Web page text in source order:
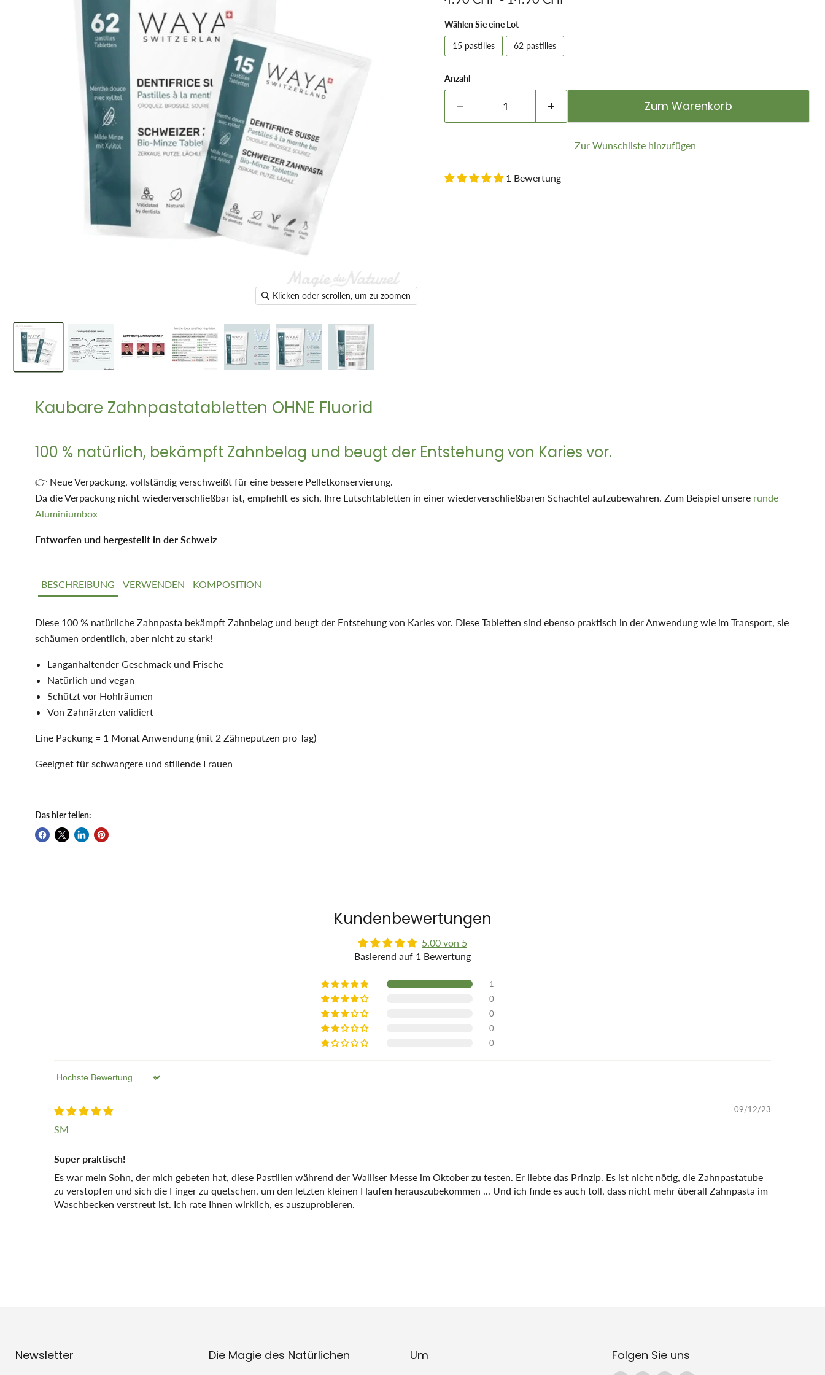
Klicken oder scrollen, um zu zoomen
Wählen Sie eine Lot
15 pastilles 62 pastilles
Anzahl
Zum Warenkorb
Zur Wunschliste hinzufügen
1 Bewertung
Kaubare Zahnpastatabletten OHNE Fluorid
100 % natürlich, bekämpft Zahnbelag und beugt der Entstehung von Karies vor.
👉 Neue Verpackung, vollständig verschweißt für eine bessere Pelletkonservierung.
Da die Verpackung nicht wiederverschließbar ist, empfiehlt es sich, Ihre Lutschtabletten in einer wiederverschließbaren Schachtel aufzubewahren. Zum Beispiel unsere runde
Aluminiumbox
Entworfen und hergestellt in der Schweiz
BESCHREIBUNG VERWENDEN KOMPOSITION
Diese 100 % natürliche Zahnpasta bekämpft Zahnbelag und beugt der Entstehung von Karies vor. Diese Tabletten sind ebenso praktisch in der Anwendung wie im Transport, sie
schäumen ordentlich, aber nicht zu stark!
Langanhaltender Geschmack und Frische
Natürlich und vegan
Schützt vor Hohlräumen
Von Zahnärzten validiert
Eine Packung = 1 Monat Anwendung (mit 2 Zähneputzen pro Tag)
Geeignet für schwangere und stillende Frauen
Das hier teilen:
Kundenbewertungen
5.00 von 5
Basierend auf 1 Bewertung
1
0
0
0
0
Sort by
09/12/23
SM
Super praktisch!
Es war mein Sohn, der mich gebeten hat, diese Pastillen während der Walliser Messe im Oktober zu testen. Er liebte das Prinzip. Es ist nicht nötig, die Zahnpastatube
zu verstopfen und sich die Finger zu quetschen, um den letzten kleinen Haufen herauszubekommen ... Und ich finde es auch toll, dass nicht mehr überall Zahnpasta im
Waschbecken verstreut ist. Ich rate Ihnen wirklich, es auszuprobieren.
Newsletter Die Magie des Natürlichen Um Folgen Sie uns